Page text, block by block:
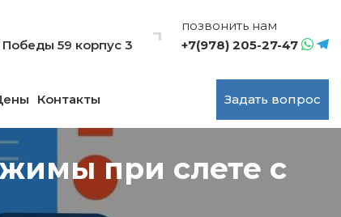
Победы 59 корпус 3
позвонить нам
+7(978) 205-27-47
Контакты Задать вопрос
при слете с